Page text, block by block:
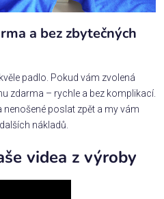
a bez zbytečných
padlo. Pokud vám zvolená
zdarma – rychle a bez komplikací.
poslat zpět a my vám
nákladů.
videa z výroby